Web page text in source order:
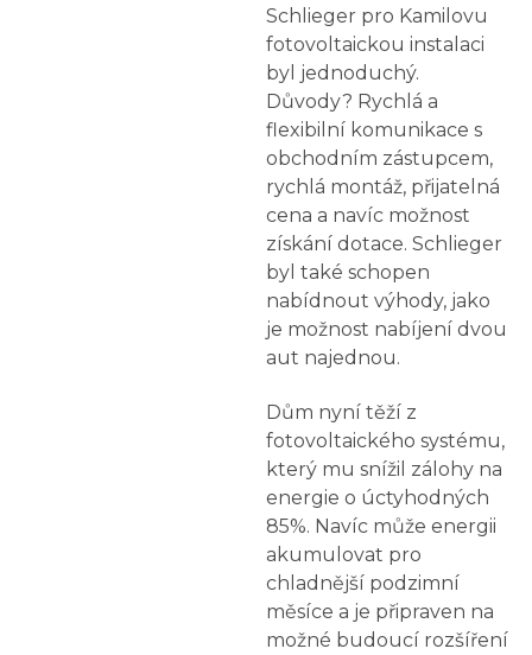
Schlieger pro Kamilovu
fotovoltaickou instalaci
byl jednoduchý.
Důvody? Rychlá a
flexibilní komunikace s
obchodním zástupcem,
rychlá montáž, přijatelná
cena a navíc možnost
získání dotace. Schlieger
byl také schopen
nabídnout výhody, jako
je možnost nabíjení dvou
aut najednou.
Dům nyní těží z
fotovoltaického systému,
který mu snížil zálohy na
energie o úctyhodných
85%. Navíc může energii
akumulovat pro
chladnější podzimní
měsíce a je připraven na
možné budoucí rozšíření